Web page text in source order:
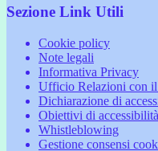
Sezione Link Utili
Cookie policy
Note legali
Informativa Privacy
Ufficio Relazioni con
Dichiarazione di
Obiettivi di accessibilità
Whistleblowing
Gestione consensi